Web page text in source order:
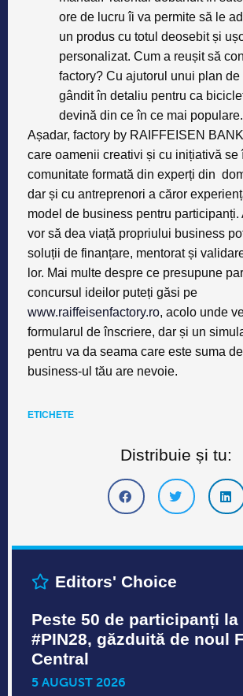
ore de lucru îi va permite să le
un produs cu totul deosebit și
personalizat. Cum a reușit să
factory? Cu ajutorul unui plan
gândit în detaliu pentru ca
devină din ce în ce mai populare.
Așadar, factory by RAIFFEISEN
care oamenii creativi și cu inițiativă se
comunitate formată din experți din
dar și cu antreprenori a căror
model de business pentru participanți.
vor să dea viață propriului business
soluții de finanțare, mentorat și
lor. Mai multe despre ce presupune
concursul ideilor puteți găsi pe
www.raiffeisenfactory.ro, acolo unde
formularul de înscriere, dar și un
pentru va da seama care este suma
business-ul tău are nevoie.
ETICHETE
Distribuie și tu:
Editors' Choice
Peste 50 de participanți la
#PIN28, găzduită de noul
Central
5 AUGUST 2026